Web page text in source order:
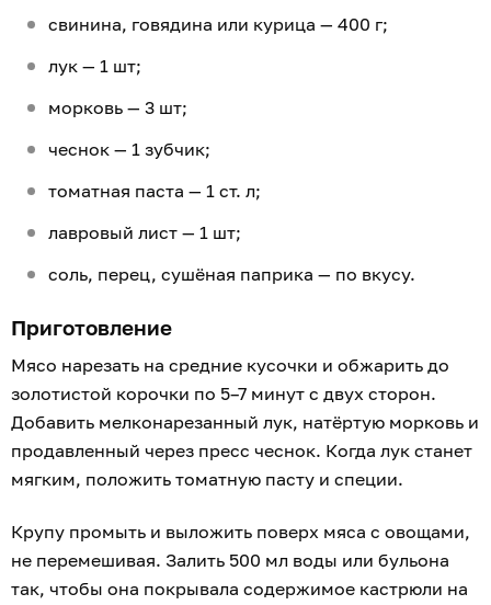
свинина, говядина или курица — 400 г;
лук — 1 шт;
морковь — 3 шт;
чеснок — 1 зубчик;
томатная паста — 1 ст. л;
лавровый лист — 1 шт;
соль, перец, сушёная паприка — по вкусу.
Приготовление
Мясо нарезать на средние кусочки и обжарить до
золотистой корочки по 5–7 минут с двух сторон.
Добавить мелконарезанный лук, натёртую морковь и
продавленный через пресс чеснок. Когда лук станет
мягким, положить томатную пасту и специи.
Крупу промыть и выложить поверх мяса с овощами,
не перемешивая. Залить 500 мл воды или бульона
так, чтобы она покрывала содержимое кастрюли на